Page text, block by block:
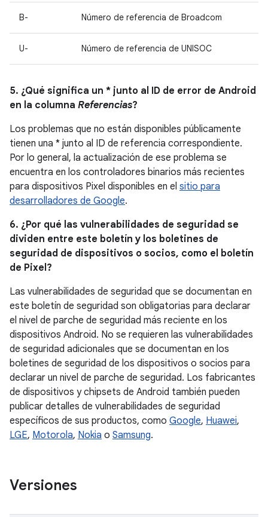
B- Número de referencia de Broadcom
U- Número de referencia de UNISOC
5. ¿Qué significa un * junto al ID de error de Android
en la columna Referencias?
Los problemas que no están disponibles públicamente
tienen una * junto al ID de referencia correspondiente.
Por lo general, la actualización de ese problema se
encuentra en los controladores binarios más recientes
para dispositivos Pixel disponibles en el sitio para
desarrolladores de Google.
6. ¿Por qué las vulnerabilidades de seguridad se
dividen entre este boletín y los boletines de
seguridad de dispositivos o socios, como el boletín
de Pixel?
Las vulnerabilidades de seguridad que se documentan en
este boletín de seguridad son obligatorias para declarar
el nivel de parche de seguridad más reciente en los
dispositivos Android. No se requieren las vulnerabilidades
de seguridad adicionales que se documentan en los
boletines de seguridad de los dispositivos o socios para
declarar un nivel de parche de seguridad. Los fabricantes
de dispositivos y chipsets de Android también pueden
publicar detalles de vulnerabilidades de seguridad
específicos de sus productos, como Google, Huawei,
LGE, Motorola, Nokia o Samsung.
Versiones